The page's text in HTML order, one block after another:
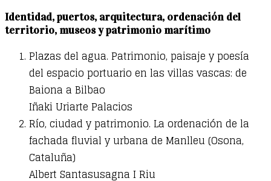
Identidad, puertos, arquitectura, ordenación del
territorio, museos y patrimonio marítimo
Plazas del agua. Patrimonio, paisaje y poesía
del espacio portuario en las villas vascas: de
Baiona a Bilbao
Iñaki Uriarte Palacios
Río, ciudad y patrimonio. La ordenación de la
fachada fluvial y urbana de Manlleu (Osona,
Cataluña)
Albert Santasusagna I Riu